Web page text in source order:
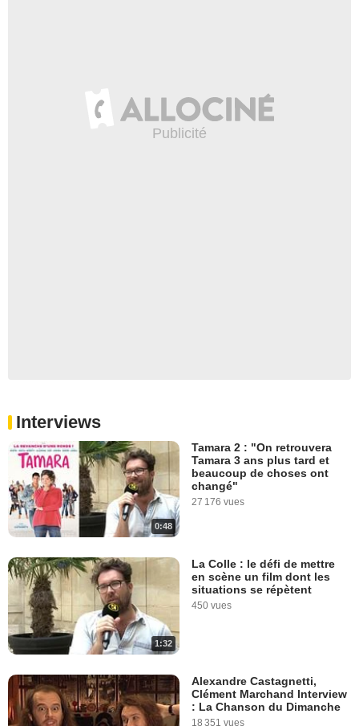
Interviews
0:48
Tamara 2 : "On retrouvera
Tamara 3 ans plus tard et
beaucoup de choses ont
changé"
27 176 vues
1:32
La Colle : le défi de mettre
en scène un film dont les
situations se répètent
450 vues
Alexandre Castagnetti,
Clément Marchand Interview
: La Chanson du Dimanche
18 351 vues